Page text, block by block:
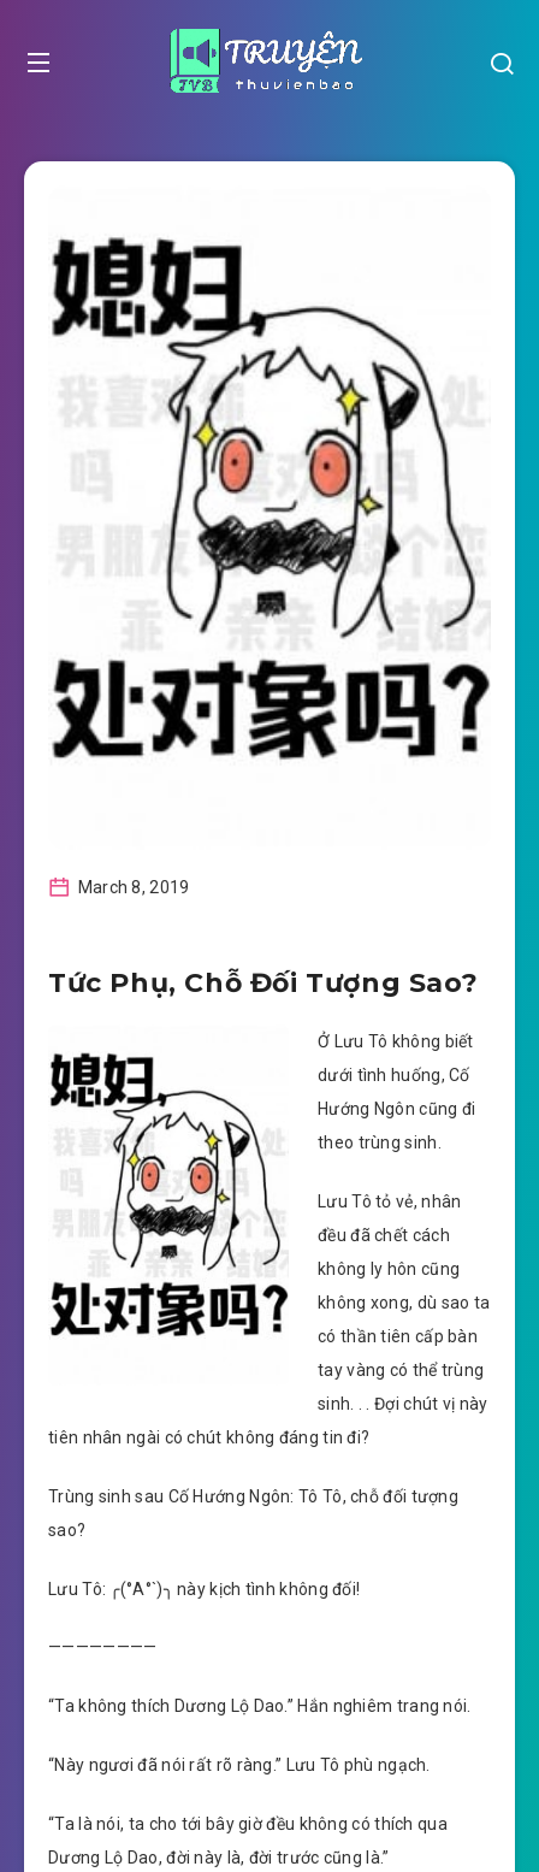
March 8, 2019
Tức Phụ, Chỗ Đối Tượng Sao?
Ở Lưu Tô không biết
dưới tình huống, Cố
Hướng Ngôn cũng đi
theo trùng sinh.
Lưu Tô tỏ vẻ, nhân
đều đã chết cách
không ly hôn cũng
không xong, dù sao ta
có thần tiên cấp bàn
tay vàng có thể trùng
sinh. . . Đợi chút vị này
tiên nhân ngài có chút không đáng tin đi?
Trùng sinh sau Cố Hướng Ngôn: Tô Tô, chỗ đối tượng
sao?
Lưu Tô: ╭(°A°`)╮ này kịch tình không đối!
————————
“Ta không thích Dương Lộ Dao.” Hắn nghiêm trang nói.
“Này ngươi đã nói rất rõ ràng.” Lưu Tô phù ngạch.
“Ta là nói, ta cho tới bây giờ đều không có thích qua
Dương Lộ Dao, đời này là, đời trước cũng là.”